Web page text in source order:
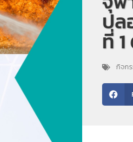
ปล
ที่
กิจก